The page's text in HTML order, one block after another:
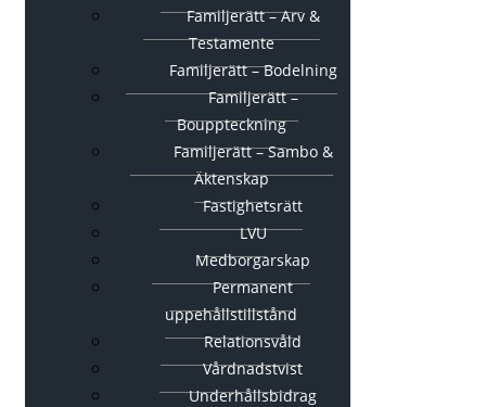
Familjerätt – Arv &
Testamente
Familjerätt – Bodelning
Familjerätt –
Bouppteckning
Familjerätt – Sambo &
Äktenskap
Fastighetsrätt
LVU
Medborgarskap
Permanent
uppehållstillstånd
Relationsvåld
Vårdnadstvist
Underhållsbidrag